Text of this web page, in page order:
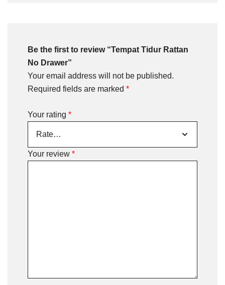
Be the first to review “Tempat Tidur Rattan
No Drawer”
Your email address will not be published.
Required fields are marked *
Your rating *
Your review *